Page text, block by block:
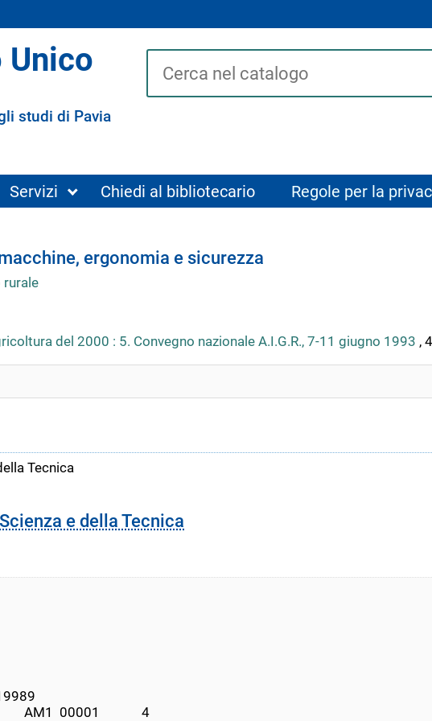
Unico
studi di Pavia
Cerca su "Catalogo"
Servizi Chiedi al bibliotecario Regole per la
ergonomia e sicurezza
rurale
del 2000 : 5. Convegno nazionale A.I.G.R., 7-11 giugno 1993 , 4
Tecnica
e della Tecnica
AM1  00001             4